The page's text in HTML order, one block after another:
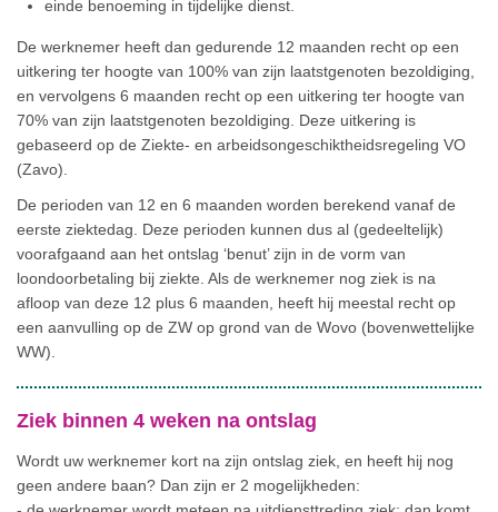
einde benoeming in tijdelijke dienst.
De werknemer heeft dan gedurende 12 maanden recht op een
uitkering ter hoogte van 100% van zijn laatstgenoten bezoldiging,
en vervolgens 6 maanden recht op een uitkering ter hoogte van
70% van zijn laatstgenoten bezoldiging. Deze uitkering is
gebaseerd op de Ziekte- en arbeidsongeschiktheidsregeling VO
(Zavo).
De perioden van 12 en 6 maanden worden berekend vanaf de
eerste ziektedag. Deze perioden kunnen dus al (gedeeltelijk)
voorafgaand aan het ontslag ‘benut’ zijn in de vorm van
loondoorbetaling bij ziekte. Als de werknemer nog ziek is na
afloop van deze 12 plus 6 maanden, heeft hij meestal recht op
een aanvulling op de ZW op grond van de Wovo (bovenwettelijke
WW).
Ziek binnen 4 weken na ontslag
Wordt uw werknemer kort na zijn ontslag ziek, en heeft hij nog
geen andere baan? Dan zijn er 2 mogelijkheden: